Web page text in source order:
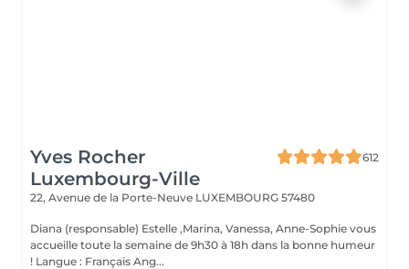
Yves Rocher
Luxembourg-Ville
612
22, Avenue de la Porte-Neuve LUXEMBOURG 57480
Diana (responsable) Estelle ,Marina, Vanessa, Anne-Sophie vous
accueille toute la semaine de 9h30 à 18h dans la bonne humeur
! Langue : Français Ang...